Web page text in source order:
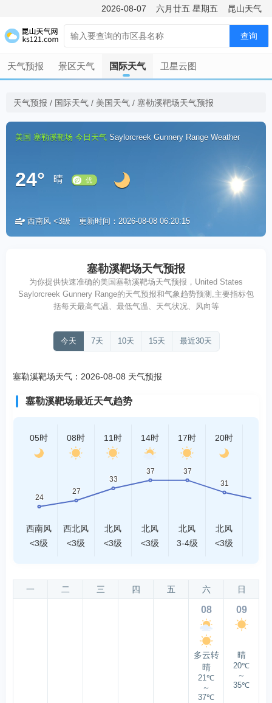
2026-08-07 六月廿五 星期五 昆山天气
查询
天气预报 景区天气 国际天气 卫星云图
天气预报 / 国际天气 / 美国天气 / 塞勒溪靶场天气预报
美国 塞勒溪靶场 今日天气 Saylorcreek Gunnery Range Weather
24° 晴
优
西南风 <3级 更新时间：2026-08-08 06:20:15
塞勒溪靶场天气预报
为你提供快速准确的美国塞勒溪靶场天气预报，United States
Saylorcreek Gunnery Range的天气预报和气象趋势预测,主要指标包
括每天最高气温、最低气温、天气状况、风向等
今天 7天 10天 15天 最近30天
塞勒溪靶场天气：2026-08-08 天气预报
塞勒溪靶场最近天气趋势
05时
西南风
<3级
08时
西北风
<3级
11时
北风
<3级
14时
北风
<3级
17时
北风
3-4级
20时
北风
<3级
一 二 三 四 五 六 日
08
多云转
晴
21℃
～
37℃
09
晴
20℃
～
35℃